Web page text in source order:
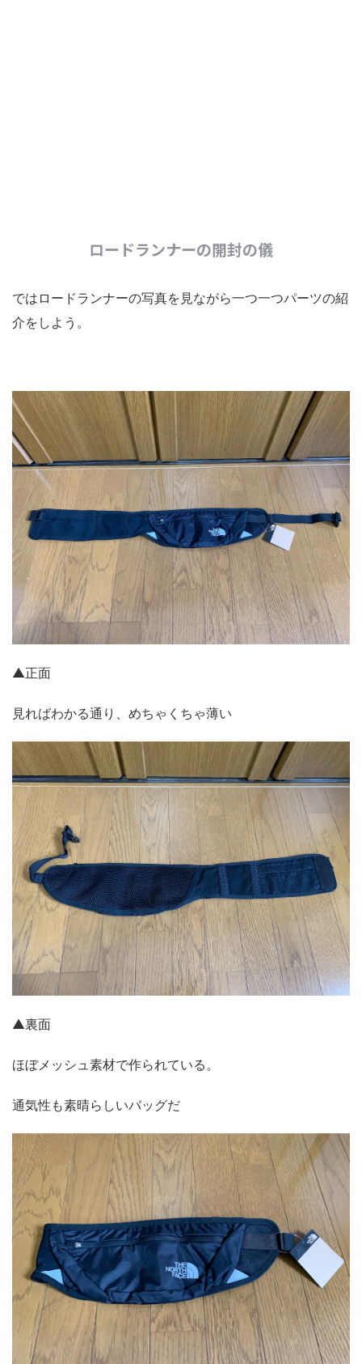
ロードランナーの開封の儀
ではロードランナーの写真を見ながら一つ一つパーツの紹
介をしよう。
▲正面
見ればわかる通り、めちゃくちゃ薄い
▲裏面
ほぼメッシュ素材で作られている。
通気性も素晴らしいバッグだ